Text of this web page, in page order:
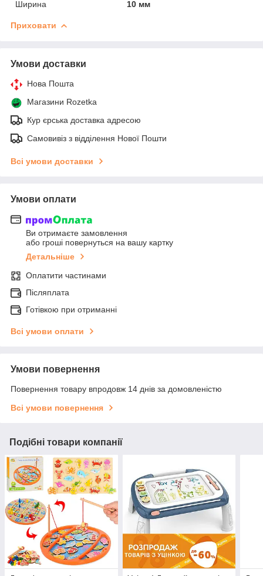
Ширина
10 мм
Приховати
Умови доставки
Нова Пошта
Магазини Rozetka
Кур єрська доставка адресою
Самовивіз з відділення Нової Пошти
Всі умови доставки
Умови оплати
Ви отримаєте замовлення
або гроші повернуться на вашу картку
Детальніше
Оплатити частинами
Післяплата
Готівкою при отриманні
Всі умови оплати
Умови повернення
Повернення товару впродовж 14 днів за домовленістю
Всі умови повернення
Подібні товари компанії